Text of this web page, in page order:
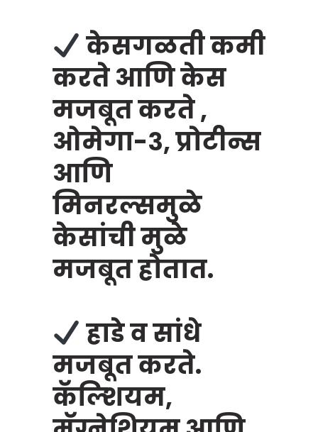
केसगळती कमी
करते आणि केस
मजबूत करते ,
ओमेगा-३, प्रोटीन्स
आणि
मिनरल्समुळे
केसांची मुळे
मजबूत होतात.
हाडे व सांधे
मजबूत करते.
कॅल्शियम,